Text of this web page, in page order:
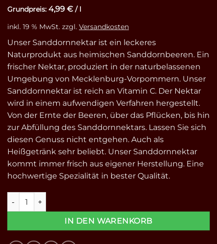
Grundpreis: 4,99 € / l
inkl. 19 % MwSt. zzgl. Versandkosten
Unser Sanddornnektar ist ein leckeres
Naturprodukt aus heimischen Sanddornbeeren. Ein
frischer Nektar, produziert in der naturbelassenen
Umgebung von Mecklenburg-Vorpommern. Unser
Sanddornnektar ist reich an Vitamin C. Der Nektar
wird in einem aufwendigen Verfahren hergestellt.
Von der Ernte der Beeren, über das Pflücken, bis hin
zur Abfüllung des Sanddornnektars. Lassen Sie sich
diesen Genuss nicht entgehen. Auch als
Heißgetränk sehr beliebt. Unser Sanddornnektar
kommt immer frisch aus eigener Herstellung. Eine
hochwertige Spezialität in bester Qualität.
Sanddornnektar 0,7l Menge
IN DEN WARENKORB